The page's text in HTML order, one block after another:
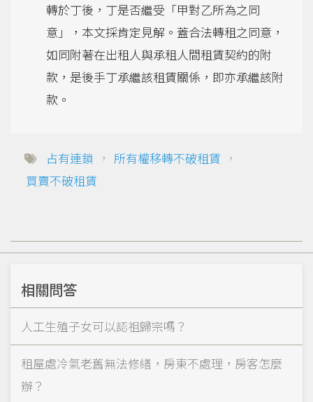
轉於丁後，丁是否繼受「甲對乙所為之同
意」，本文採肯定見解。蓋合法轉租之同意，
如同附著在出租人與承租人間租賃契約的附
款，是後手丁承繼該租賃關係，即亦承繼該附
款。
占有連鎖 ， 所有權移轉不破租賃 ，
買賣不破租賃
相關問答
人工生殖子女可以認祖歸宗嗎？
租屋處冷氣老舊無法修繕，房東不處理，房客怎麼
辦？